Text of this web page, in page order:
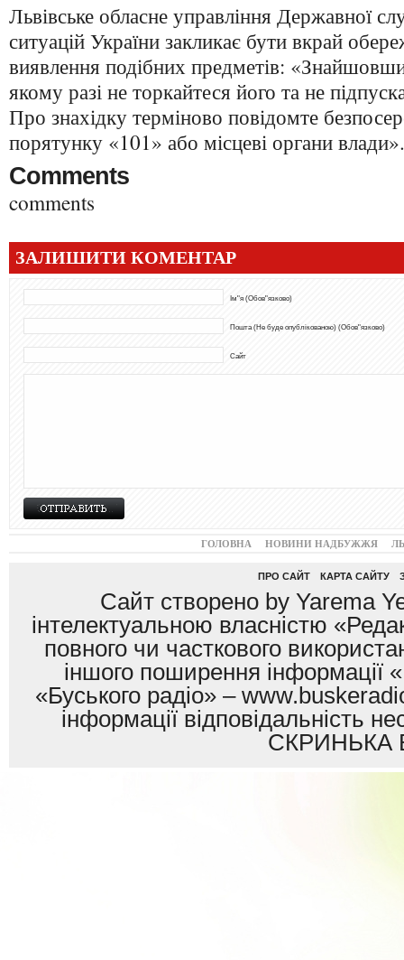
Львівське обласне управління Державної
ситуацій України закликає бути вкрай
виявлення подібних предметів:
якому разі не торкайтеся його та не
Про знахідку терміново повідомте
порятунку «101» або місцеві органи влади».
Comments
comments
ЗАЛИШИТИ КОМЕНТАР
Ім"я (Обов"язково)
Пошта (Не буде опублікованою) (Обов"язково)
Сайт
ГОЛОВНА НОВИНИ НАДБУЖЖЯ
ПРО САЙТ КАРТА САЙТУ
Сайт створено by Yarema
інтелектуальною власністю
повного чи часткового
іншого поширення інформації
«Буського радіо» –
інформації
СКРИНЬКА